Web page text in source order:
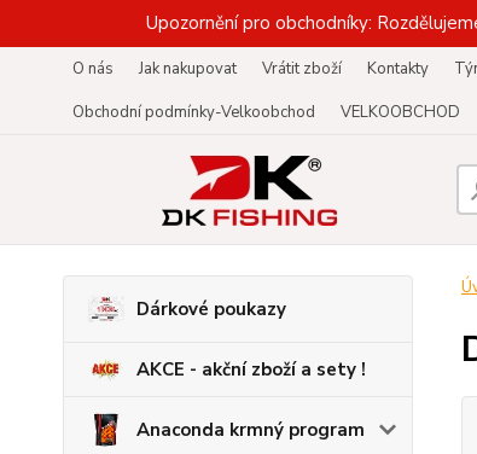
Upozornění pro obchodníky:
O nás Jak nakupovat Vrátit zboží Kontakty
Obchodní podmínky-Velkoobchod
VELKOOBCHOD
Dárkové poukazy
AKCE - akční zboží a sety !
Anaconda krmný program